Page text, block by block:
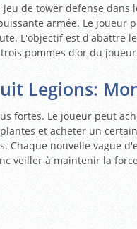
jeu de tower defense
armée. Le joueur
L'objectif est d'abattre
pommes d'or du
Legions:
fortes. Le joueur peut
et acheter un
Chaque nouvelle vague
veiller à maintenir la